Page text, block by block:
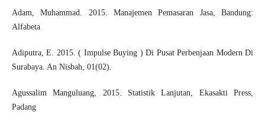
Adam, Muhammad. 2015. Manajemen Pemasaran Jasa, Bandung:
Alfabeta
Adiputra, E. 2015. ( Impulse Buying ) Di Pusat Perbenjaan Modern Di
Surabaya. An Nisbah, 01(02).
Agussalim Manguluang, 2015. Statistik Lanjutan, Ekasakti Press,
Padang